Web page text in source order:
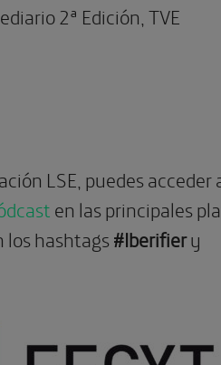
2ª Edición, TVE
LSE, puedes acceder
en las principales
los hashtags#Iberifiery